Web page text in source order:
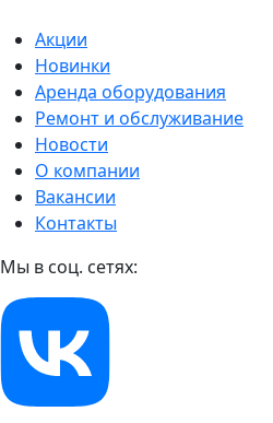
Акции
Новинки
Аренда оборудования
Ремонт и обслуживание
Новости
О компании
Вакансии
Контакты
Мы в соц. сетях: